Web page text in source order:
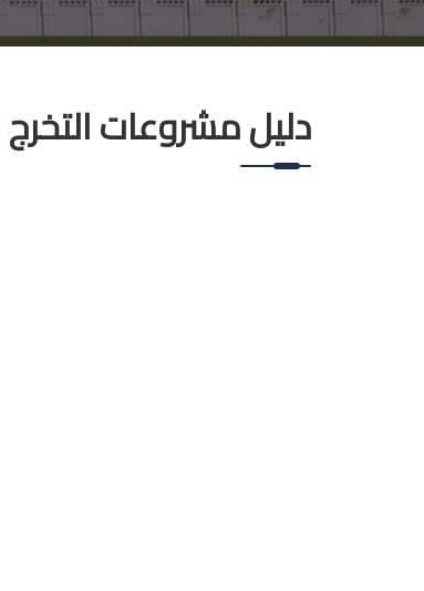
دليل مشروعات التخرج